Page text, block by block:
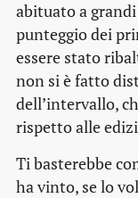
abituato a
punteggio dei
essere stato
non si è fatto
dell’intervallo,
rispetto alle
Ti basterebbe
ha vinto, se lo